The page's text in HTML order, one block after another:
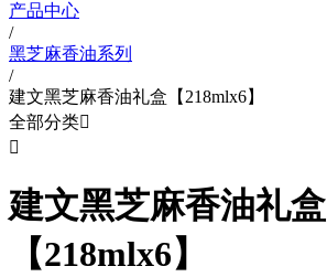
产品中心
/
黑芝麻香油系列
/
建文黑芝麻香油礼盒【218mlx6】
全部分类

建文黑芝麻香油礼盒
【218mlx6】